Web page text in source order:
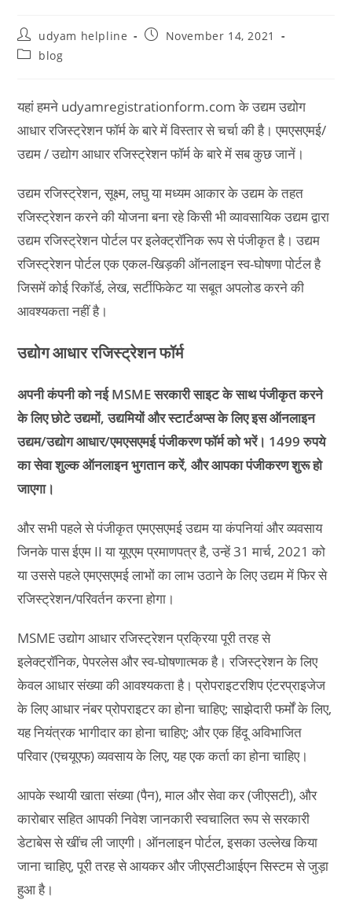
Post
author:
udyam helpline
PostNovember 14, 2021
Postblog
यहां हमने udyamregistrationform.com के उद्यम उद्योग
आधार रजिस्ट्रेशन फॉर्म के बारे में विस्तार से चर्चा की है। एमएसएमई/
उद्यम / उद्योग आधार रजिस्ट्रेशन फॉर्म के बारे में सब कुछ जानें।
उद्यम रजिस्ट्रेशन, सूक्ष्म, लघु या मध्यम आकार के उद्यम के तहत
रजिस्ट्रेशन करने की योजना बना रहे किसी भी व्यावसायिक उद्यम द्वारा
उद्यम रजिस्ट्रेशन पोर्टल पर इलेक्ट्रॉनिक रूप से पंजीकृत है। उद्यम
रजिस्ट्रेशन पोर्टल एक एकल-खिड़की ऑनलाइन स्व-घोषणा पोर्टल है
जिसमें कोई रिकॉर्ड, लेख, सर्टीफिकेट या सबूत अपलोड करने की
आवश्यकता नहीं है।
उद्योग आधार रजिस्ट्रेशन फॉर्म
अपनी कंपनी को नई MSME सरकारी साइट के साथ पंजीकृत करने
के लिए छोटे उद्यमों, उद्यमियों और स्टार्टअप्स के लिए इस ऑनलाइन
उद्यम/उद्योग आधार/एमएसएमई पंजीकरण फॉर्म को भरें। 1499 रुपये
का सेवा शुल्क ऑनलाइन भुगतान करें, और आपका पंजीकरण शुरू हो
जाएगा।
और सभी पहले से पंजीकृत एमएसएमई उद्यम या कंपनियां और व्यवसाय
जिनके पास ईएम II या यूएएम प्रमाणपत्र है, उन्हें 31 मार्च, 2021 को
या उससे पहले एमएसएमई लाभों का लाभ उठाने के लिए उद्यम में फिर से
रजिस्ट्रेशन/परिवर्तन करना होगा।
MSME उद्योग आधार रजिस्ट्रेशन प्रक्रिया पूरी तरह से
इलेक्ट्रॉनिक, पेपरलेस और स्व-घोषणात्मक है। रजिस्ट्रेशन के लिए
केवल आधार संख्या की आवश्यकता है। प्रोपराइटरशिप एंटरप्राइजेज
के लिए आधार नंबर प्रोपराइटर का होना चाहिए; साझेदारी फर्मों के लिए,
यह नियंत्रक भागीदार का होना चाहिए; और एक हिंदू अविभाजित
परिवार (एचयूएफ) व्यवसाय के लिए, यह एक कर्ता का होना चाहिए।
आपके स्थायी खाता संख्या (पैन), माल और सेवा कर (जीएसटी), और
कारोबार सहित आपकी निवेश जानकारी स्वचालित रूप से सरकारी
डेटाबेस से खींच ली जाएगी। ऑनलाइन पोर्टल, इसका उल्लेख किया
जाना चाहिए, पूरी तरह से आयकर और जीएसटीआईएन सिस्टम से जुड़ा
हुआ है।